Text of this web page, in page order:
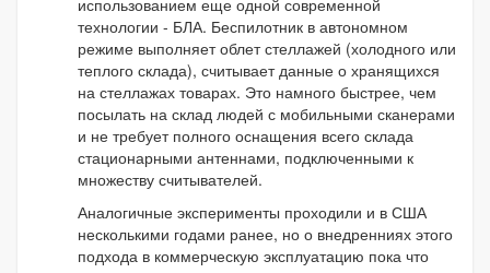
использованием еще одной современной
технологии - БЛА. Беспилотник в автономном
режиме выполняет облет стеллажей (холодного или
теплого склада), считывает данные о хранящихся
на стеллажах товарах. Это намного быстрее, чем
посылать на склад людей с мобильными сканерами
и не требует полного оснащения всего склада
стационарными антеннами, подключенными к
множеству считывателей.
Аналогичные эксперименты проходили и в США
несколькими годами ранее, но о внедренниях этого
подхода в коммерческую эксплуатацию пока что